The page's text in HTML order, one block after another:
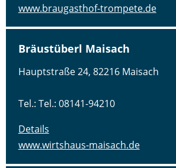
www.braugasthof-trompete.de
Bräustüberl Maisach
Hauptstraße 24, 82216 Maisach
Tel.: Tel.: 08141-94210
Details
www.wirtshaus-maisach.de